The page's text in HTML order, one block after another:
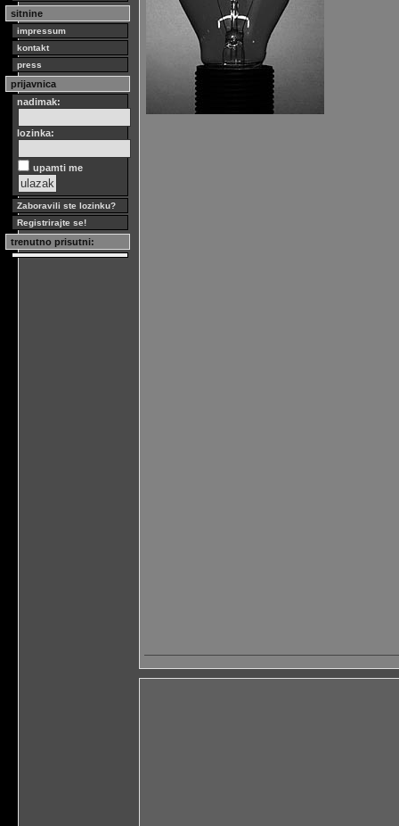
sitnine
impressum
kontakt
press
prijavnica
nadimak:
lozinka:
upamti me
Zaboravili ste lozinku?
Registrirajte se!
trenutno prisutni: